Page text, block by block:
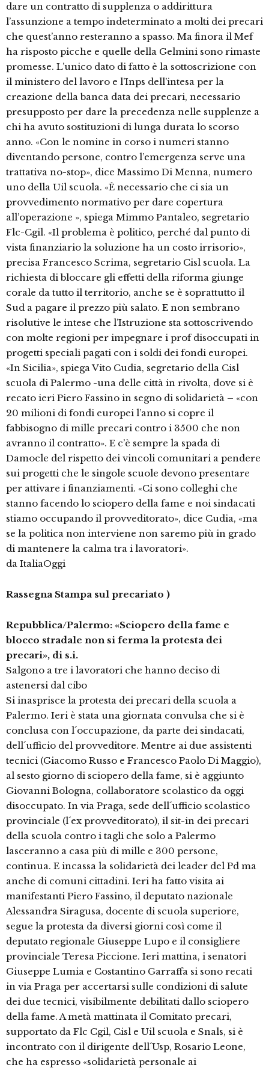
dare un contratto di supplenza o addirittura
l’assunzione a tempo indeterminato a molti dei precari
che quest’anno resteranno a spasso. Ma finora il Mef
ha risposto picche e quelle della Gelmini sono rimaste
promesse. L’unico dato di fatto è la sottoscrizione con
il ministero del lavoro e l’Inps dell’intesa per la
creazione della banca data dei precari, necessario
presupposto per dare la precedenza nelle supplenze a
chi ha avuto sostituzioni di lunga durata lo scorso
anno. «Con le nomine in corso i numeri stanno
diventando persone, contro l’emergenza serve una
trattativa no-stop», dice Massimo Di Menna, numero
uno della Uil scuola. «È necessario che ci sia un
provvedimento normativo per dare copertura
all’operazione », spiega Mimmo Pantaleo, segretario
Flc-Cgil. «Il problema è politico, perché dal punto di
vista finanziario la soluzione ha un costo irrisorio»,
precisa Francesco Scrima, segretario Cisl scuola. La
richiesta di bloccare gli effetti della riforma giunge
corale da tutto il territorio, anche se è soprattutto il
Sud a pagare il prezzo più salato. E non sembrano
risolutive le intese che l’Istruzione sta sottoscrivendo
con molte regioni per impegnare i prof disoccupati in
progetti speciali pagati con i soldi dei fondi europei.
«In Sicilia», spiega Vito Cudia, segretario della Cisl
scuola di Palermo -una delle città in rivolta, dove si è
recato ieri Piero Fassino in segno di solidarietà – «con
20 milioni di fondi europei l’anno si copre il
fabbisogno di mille precari contro i 3500 che non
avranno il contratto». E c’è sempre la spada di
Damocle del rispetto dei vincoli comunitari a pendere
sui progetti che le singole scuole devono presentare
per attivare i finanziamenti. «Ci sono colleghi che
stanno facendo lo sciopero della fame e noi sindacati
stiamo occupando il provveditorato», dice Cudia, «ma
se la politica non interviene non saremo più in grado
di mantenere la calma tra i lavoratori».
da ItaliaOggi
Rassegna Stampa sul precariato )
Repubblica/Palermo: «Sciopero della fame e
blocco stradale non si ferma la protesta dei
precari», di s.i.
Salgono a tre i lavoratori che hanno deciso di
astenersi dal cibo
Si inasprisce la protesta dei precari della scuola a
Palermo. Ieri è stata una giornata convulsa che si è
conclusa con l´occupazione, da parte dei sindacati,
dell´ufficio del provveditore. Mentre ai due assistenti
tecnici (Giacomo Russo e Francesco Paolo Di Maggio),
al sesto giorno di sciopero della fame, si è aggiunto
Giovanni Bologna, collaboratore scolastico da oggi
disoccupato. In via Praga, sede dell´ufficio scolastico
provinciale (l´ex provveditorato), il sit-in dei precari
della scuola contro i tagli che solo a Palermo
lasceranno a casa più di mille e 300 persone,
continua. E incassa la solidarietà dei leader del Pd ma
anche di comuni cittadini. Ieri ha fatto visita ai
manifestanti Piero Fassino, il deputato nazionale
Alessandra Siragusa, docente di scuola superiore,
segue la protesta da diversi giorni così come il
deputato regionale Giuseppe Lupo e il consigliere
provinciale Teresa Piccione. Ieri mattina, i senatori
Giuseppe Lumia e Costantino Garraffa si sono recati
in via Praga per accertarsi sulle condizioni di salute
dei due tecnici, visibilmente debilitati dallo sciopero
della fame. A metà mattinata il Comitato precari,
supportato da Flc Cgil, Cisl e Uil scuola e Snals, si è
incontrato con il dirigente dell´Usp, Rosario Leone,
che ha espresso «solidarietà personale ai